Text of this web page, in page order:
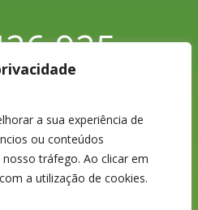
a sua experiência de
ou conteúdos
tráfego. Ao clicar em
a utilização de cookies.
925
a rede